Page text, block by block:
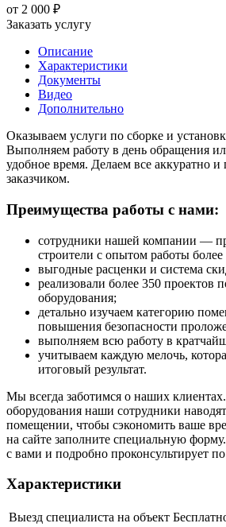
от 2 000 ₽
Заказать услугу
Описание
Характеристики
Документы
Видео
Дополнительно
Оказываем услуги по сборке и
Выполняем работу в день обращения
удобное время. Делаем все аккуратно и
заказчиком.
Преимущества работы с нами:
сотрудники нашей компании —
строители с опытом работы более
выгодные расценки и система
реализовали более 350 проектов
оборудования;
детально изучаем категорию
повышения безопасности
выполняем всю работу в
учитываем каждую мелочь,
итоговый результат.
Мы всегда заботимся о наших
оборудования наши сотрудники
помещении, чтобы сэкономить ваше
на сайте заполните специальную
с вами и подробно проконсультирует
Характеристики
Выезд специалиста на объект